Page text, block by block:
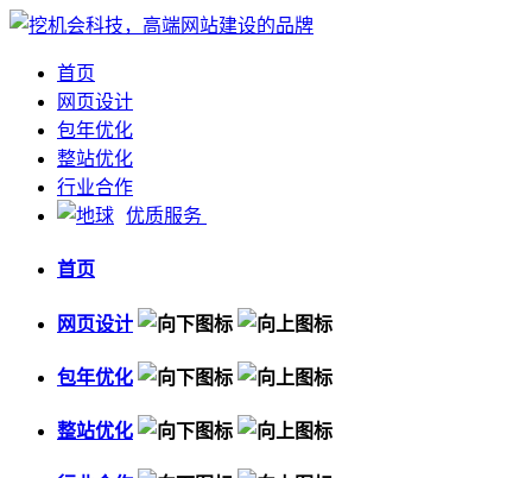
首页
网页设计
包年优化
整站优化
行业合作
优质服务
首页
网页设计
包年优化
整站优化